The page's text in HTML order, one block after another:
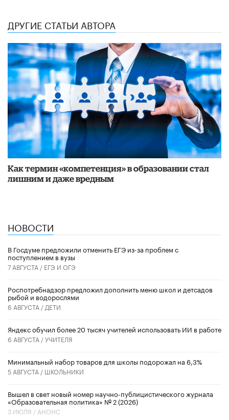
ДРУГИЕ СТАТЬИ АВТОРА
Как термин «компетенция» в образовании стал
лишним и даже вредным
НОВОСТИ
В Госдуме предложили отменить ЕГЭ из-за проблем с
поступлением в вузы
7 АВГУСТА / ЕГЭ И ОГЭ
Роспотребнадзор предложил дополнить меню школ и детсадов
рыбой и водорослями
6 АВГУСТА / ДЕТИ
​Яндекс обучил более 20 тысяч учителей использовать ИИ в работе
6 АВГУСТА /УЧИТЕЛЯ
Минимальный набор товаров для школы подорожал на 6,3%
5 АВГУСТА / ШКОЛЬНИКИ
Вышел в свет новый номер научно-публицистического журнала
«Образовательная политика» № 2 (2026)
3 ИЮЛЯ / АНОНС